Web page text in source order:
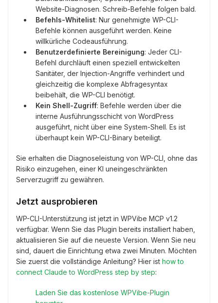
Website-Diagnosen. Schreib-Befehle folgen bald.
Befehls-Whitelist: Nur genehmigte WP-CLI-
Befehle können ausgeführt werden. Keine
willkürliche Codeausführung.
Benutzerdefinierte Bereinigung: Jeder CLI-
Befehl durchläuft einen speziell entwickelten
Sanitäter, der Injection-Angriffe verhindert und
gleichzeitig die komplexe Abfragesyntax
beibehält, die WP-CLI benötigt.
Kein Shell-Zugriff: Befehle werden über die
interne Ausführungsschicht von WordPress
ausgeführt, nicht über eine System-Shell. Es ist
überhaupt kein WP-CLI-Binary beteiligt.
Sie erhalten die Diagnoseleistung von WP-CLI, ohne das
Risiko einzugehen, einer KI uneingeschränkten
Serverzugriff zu gewähren.
Jetzt ausprobieren
WP-CLI-Unterstützung ist jetzt in WPVibe MCP v1.2
verfügbar. Wenn Sie das Plugin bereits installiert haben,
aktualisieren Sie auf die neueste Version. Wenn Sie neu
sind, dauert die Einrichtung etwa zwei Minuten. Möchten
Sie zuerst die vollständige Anleitung? Hier ist how to
connect Claude to WordPress step by step:
Laden Sie das kostenlose WPVibe-Plugin